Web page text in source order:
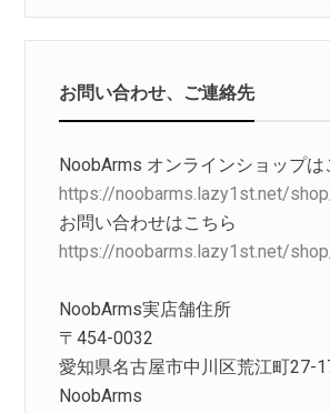
お問い合わせ、ご連絡先
NoobArms オンラインショップは
https://noobarms.lazy1st.net/
お問い合わせはこちら
https://noobarms.lazy1st.net/
NoobArms実店舗住所
〒454-0032
愛知県名古屋市中川区荒江町27-
NoobArms